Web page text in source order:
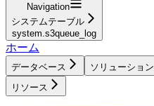
Navigation
システムテーブル
system.s3queue_log
ホーム
データベース ソリューション
リソース